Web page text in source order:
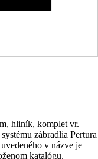
hliník, komplet vr.
zábradlia Pertura
v názve je
katalógu.